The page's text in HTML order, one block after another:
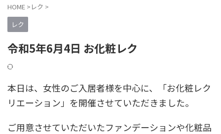
HOME > レク >
レク
令和5年6月4日 お化粧レク
本日は、女性のご入居者様を中心に、「お化粧レク
リエーション」を開催させていただきました。
ご用意させていただいたファンデーションや化粧品